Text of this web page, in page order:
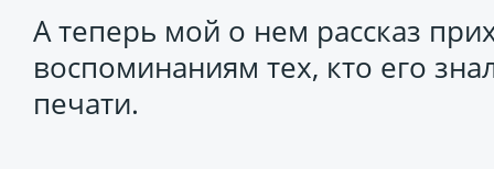
А теперь мой о нем рассказ
воспоминаниям тех, кто его
печати.